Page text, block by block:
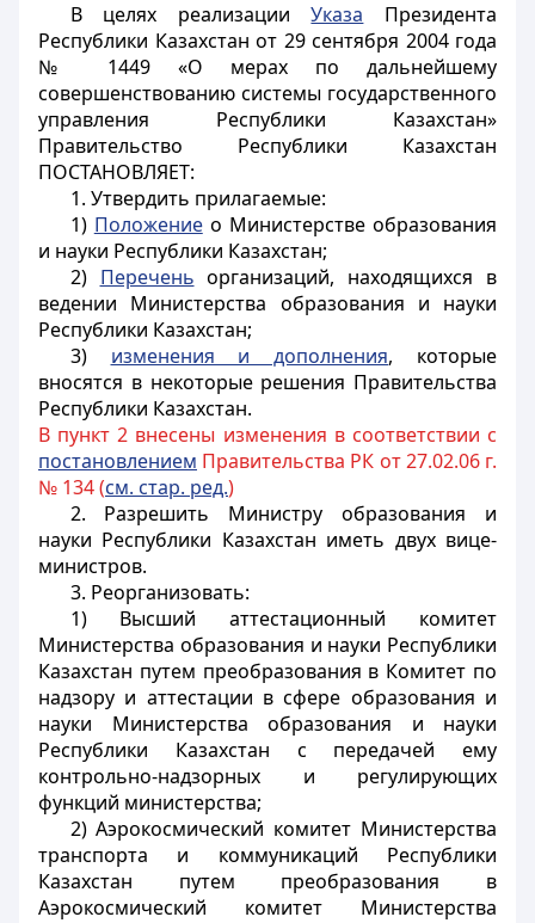
В целях реализацииУказа Президента
Республики Казахстан от 29 сентября 2004 года
№ 1449 «О мерах по дальнейшему
совершенствованию системы государственного
управления Республики Казахстан»
Правительство Республики Казахстан
ПОСТАНОВЛЯЕТ:
1. Утвердить прилагаемые:
1) Положениео Министерстве образования
и науки Республики Казахстан;
2) Перечень организаций, находящихся в
ведении Министерства образования и науки
Республики Казахстан;
3) изменения и дополнения, которые
вносятся в некоторые решения Правительства
Республики Казахстан.
В пункт 2 внесены изменения в соответствии с
постановлением Правительства РК от 27.02.06 г.
№ 134 (см. стар. ред.)
2. Разрешить Министру образования и
науки Республики Казахстан иметь двух вице-
министров.
3. Реорганизовать:
1) Высший аттестационный комитет
Министерства образования и науки Республики
Казахстан путем преобразования в Комитет по
надзору и аттестации в сфере образования и
науки Министерства образования и науки
Республики Казахстан с передачей ему
контрольно-надзорных и регулирующих
функций министерства;
2) Аэрокосмический комитет Министерства
транспорта и коммуникаций Республики
Казахстан путем преобразования в
Аэрокосмический комитет Министерства